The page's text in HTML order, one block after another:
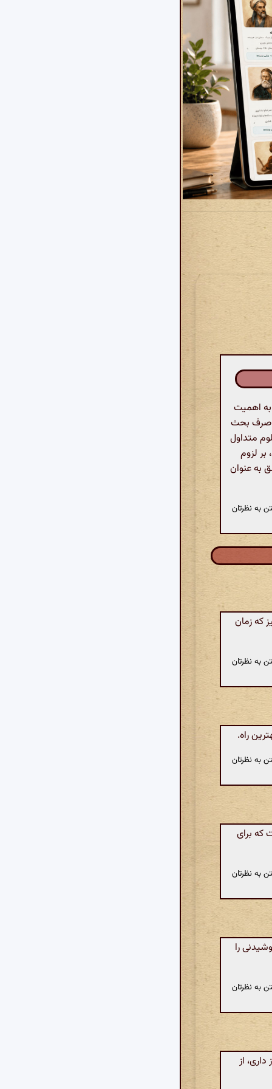
اهمیت
صرف بحث
متداول
لزوم
به عنوان
به نظرتان
که زمان
به نظرتان
راه.
به نظرتان
برای
به نظرتان
را
به نظرتان
از